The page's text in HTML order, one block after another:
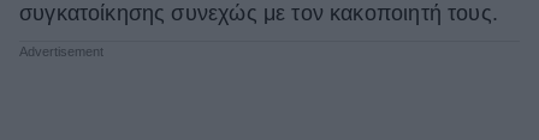
συγκατοίκησης συνεχώς με τον κακοποιητή τους.